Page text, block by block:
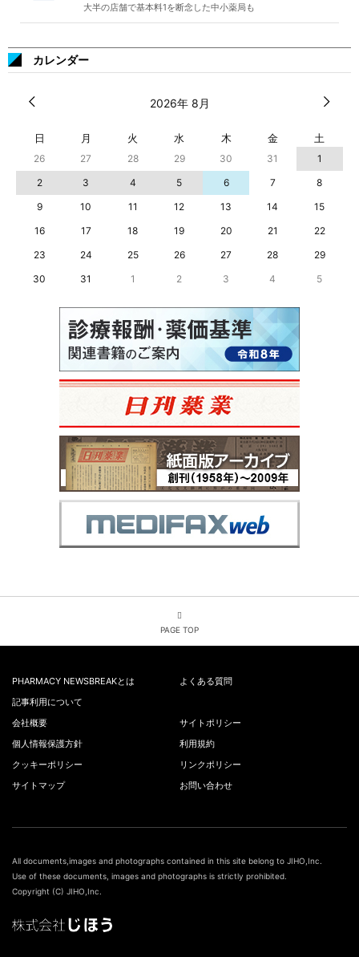
大半の店舗で基本料1を断念した中小薬局も
カレンダー
2026年 8月
日 月 火 水 木 金 土
26 27 28 29 30 31
1
2
3 4 5 6 7
8
9
10 11 12 13 14
15
16
17 18 19 20 21
22
23
24 25 26 27 28
29
30
31 1 2 3 4 5
PAGE TOP
PHARMACY NEWSBREAKとは
よくある質問
記事利用について
会社概要
サイトポリシー
個人情報保護方針
利用規約
クッキーポリシー
リンクポリシー
サイトマップ
お問い合わせ
All documents,images and photographs contained in this site belong to JIHO,Inc.
Use of these documents, images and photographs is strictly prohibited.
Copyright (C) JIHO,Inc.